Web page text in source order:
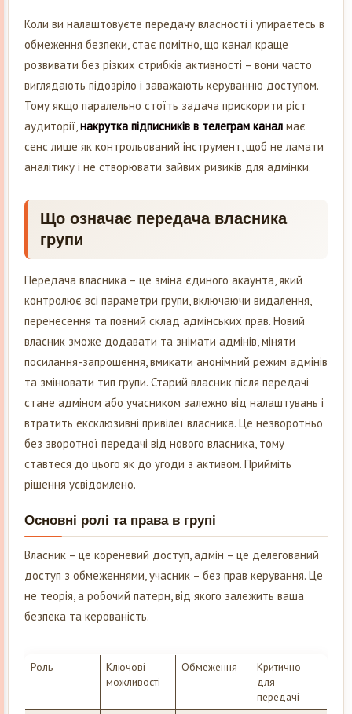
Коли ви налаштовуєте передачу власності і упираєтесь в
обмеження безпеки, стає помітно, що канал краще
розвивати без різких стрибків активності – вони часто
виглядають підозріло і заважають керуванню доступом.
Тому якщо паралельно стоїть задача прискорити ріст
аудиторії,накрутка підписників в телеграм канал має
сенс лише як контрольований інструмент, щоб не ламати
аналітику і не створювати зайвих ризиків для адмінки.
Що означає передача власника
групи
Передача власника – це зміна єдиного акаунта, який
контролює всі параметри групи, включаючи видалення,
перенесення та повний склад адмінських прав. Новий
власник зможе додавати та знімати адмінів, міняти
посилання-запрошення, вмикати анонімний режим адмінів
та змінювати тип групи. Старий власник після передачі
стане адміном або учасником залежно від налаштувань і
втратить ексклюзивні привілеї власника. Це незворотньо
без зворотної передачі від нового власника, тому
ставтеся до цього як до угоди з активом. Прийміть
рішення усвідомлено.
Основні ролі та права в групі
Власник – це кореневий доступ, адмін – це делегований
доступ з обмеженнями, учасник – без прав керування. Це
не теорія, а робочий патерн, від якого залежить ваша
безпека та керованість.
Роль
Ключові
можливості
Обмеження
Критично
для
передачі